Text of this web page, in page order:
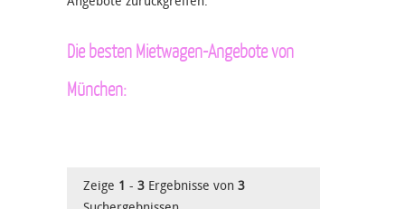
Die besten Mietwagen-Angebote von
München:
Zeige 1 - 3 Ergebnisse von 3